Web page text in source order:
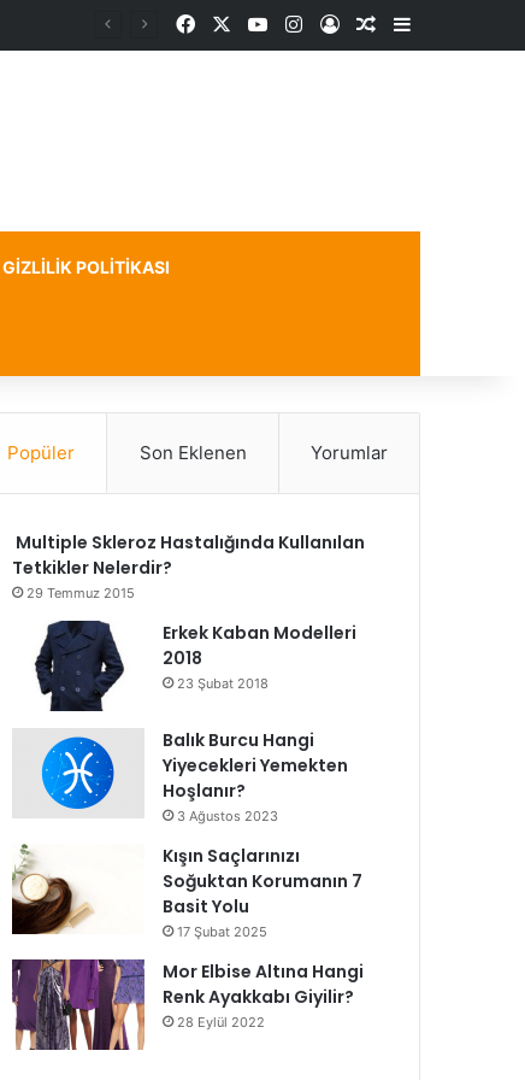
FacebookYouTubeInstagram
Kayıt OlRastgele Makale
Kenar
GIZLILIK POLITIKASI
Popüler Son Eklenen Yorumlar
Multiple Skleroz Hastalığında Kullanılan
Tetkikler Nelerdir?
29 Temmuz 2015
Erkek Kaban Modelleri
2018
23 Şubat 2018
Balık Burcu Hangi
Yiyecekleri Yemekten
Hoşlanır?
3 Ağustos 2023
Kışın Saçlarınızı
Soğuktan Korumanın 7
Basit Yolu
17 Şubat 2025
Mor Elbise Altına Hangi
Renk Ayakkabı Giyilir?
28 Eylül 2022